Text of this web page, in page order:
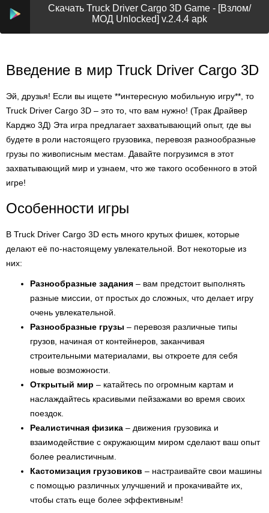
Скачать Truck Driver Cargo 3D Game - [Взлом/
МОД Unlocked] v.2.4.4 apk
Введение в мир Truck Driver Cargo 3D
Эй, друзья! Если вы ищете **интересную мобильную игру**, то
Truck Driver Cargo 3D – это то, что вам нужно! (Трак Драйвер
Карджо 3Д) Эта игра предлагает захватывающий опыт, где вы
будете в роли настоящего грузовика, перевозя разнообразные
грузы по живописным местам. Давайте погрузимся в этот
захватывающий мир и узнаем, что же такого особенного в этой
игре!
Особенности игры
В Truck Driver Cargo 3D есть много крутых фишек, которые
делают её по-настоящему увлекательной. Вот некоторые из
них:
Разнообразные задания – вам предстоит выполнять
разные миссии, от простых до сложных, что делает игру
очень увлекательной.
Разнообразные грузы – перевозя различные типы
грузов, начиная от контейнеров, заканчивая
строительными материалами, вы откроете для себя
новые возможности.
Открытый мир – катайтесь по огромным картам и
наслаждайтесь красивыми пейзажами во время своих
поездок.
Реалистичная физика – движения грузовика и
взаимодействие с окружающим миром сделают ваш опыт
более реалистичным.
Кастомизация грузовиков – настраивайте свои машины
с помощью различных улучшений и прокачивайте их,
чтобы стать еще более эффективным!